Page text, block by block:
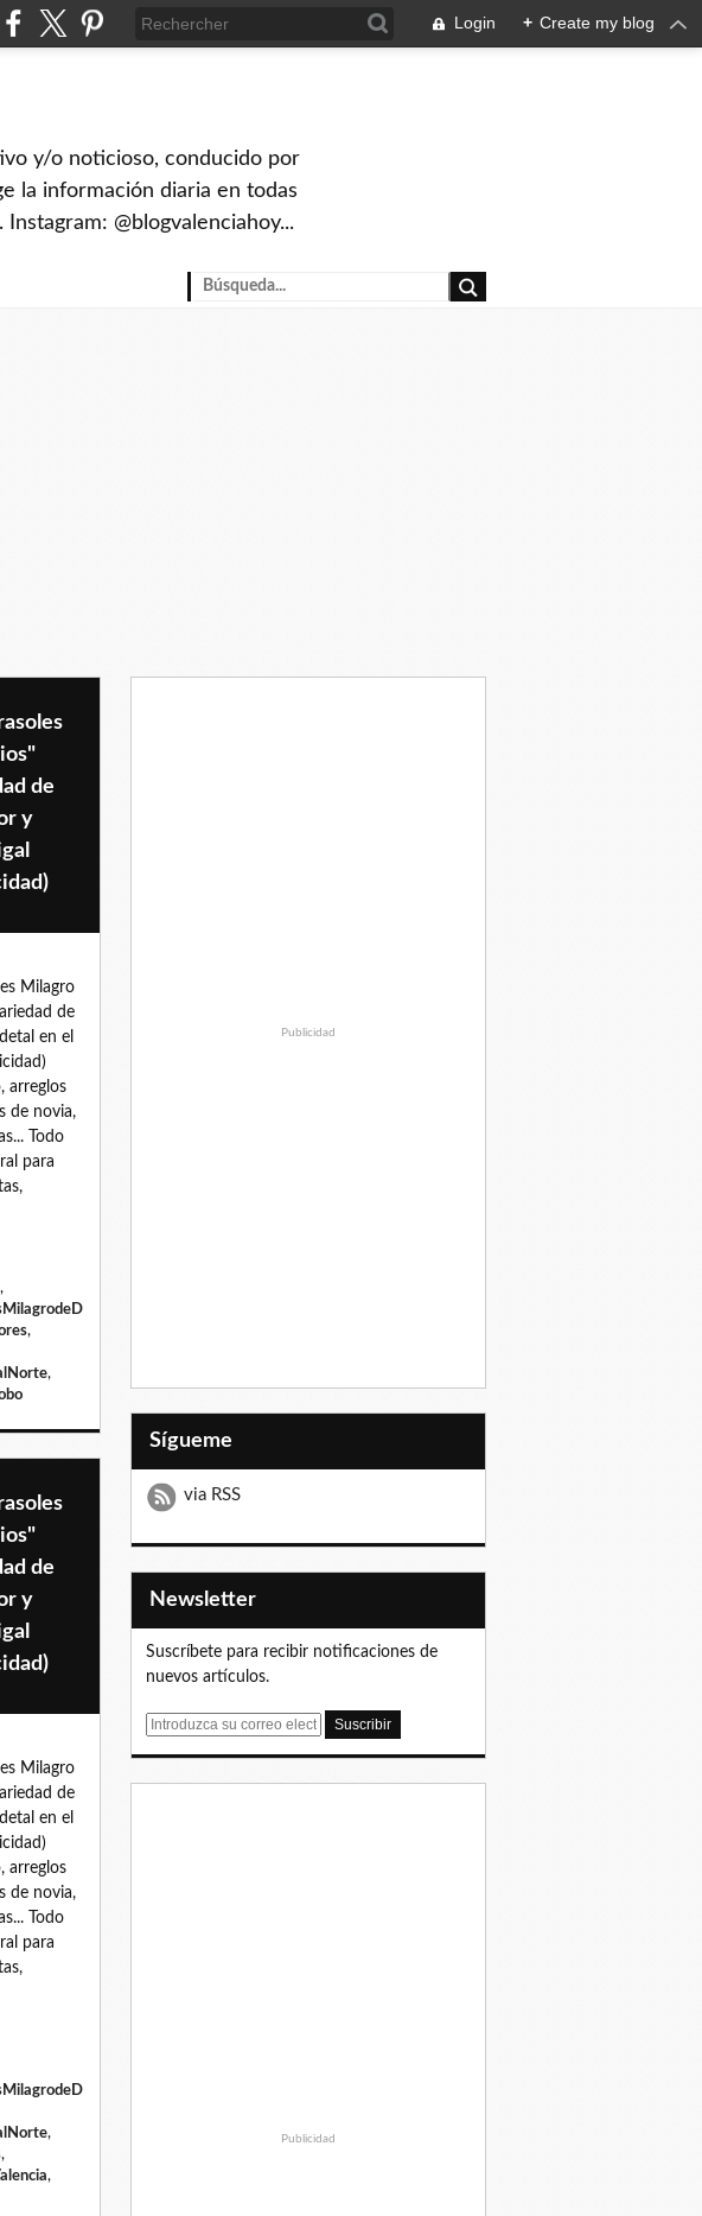
Login + Create my blog
y/o noticioso, conducido por
la información diaria en todas
@blogvalenciahoy...
de
y
Milagro
de
en el
arreglos
de novia,
Todo
para
,
,
,
de
y
Milagro
de
en el
arreglos
de novia,
Todo
para
,
,
,
Publicidad
Sígueme
via RSS
Newsletter
Suscríbete para recibir notificaciones de
nuevos artículos.
E
Publicidad